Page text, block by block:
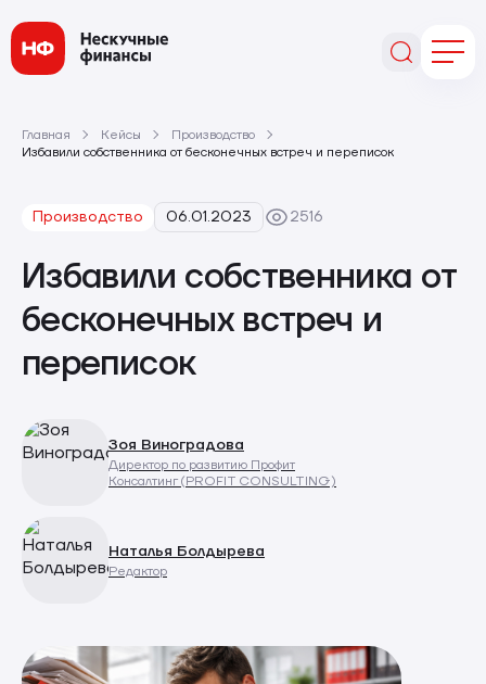
Главная Кейсы
Производство
Избавили собственника от бесконечных встреч и переписок
Производство 06.01.2023 2516
Избавили собственника от
бесконечных встреч и
переписок
Зоя Виноградова
Директор по развитию Профит
Консалтинг (PROFIT CONSULTING)
Наталья Болдырева
Редактор